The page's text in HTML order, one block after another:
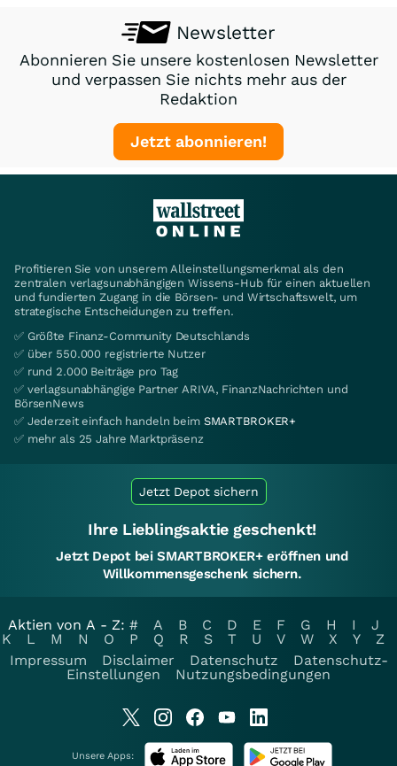
Newsletter
Abonnieren Sie unsere kostenlosen Newsletter
und verpassen Sie nichts mehr aus der
Redaktion
Jetzt abonnieren!
Profitieren Sie von unserem Alleinstellungsmerkmal als den
zentralen verlagsunabhängigen Wissens-Hub für einen aktuellen
und fundierten Zugang in die Börsen- und Wirtschaftswelt, um
strategische Entscheidungen zu treffen.
✅ Größte Finanz-Community Deutschlands
✅ über 550.000 registrierte Nutzer
✅ rund 2.000 Beiträge pro Tag
✅ verlagsunabhängige Partner ARIVA, FinanzNachrichten und
BörsenNews
✅ Jederzeit einfach handeln beim SMARTBROKER+
✅ mehr als 25 Jahre Marktpräsenz
Jetzt Depot sichern
Ihre Lieblingsaktie geschenkt!
Jetzt Depot bei SMARTBROKER+ eröffnen und
Willkommensgeschenk sichern.
Aktien von A - Z: # A B C D E F G H I
J
K
L M N O P Q R S T U V W X Y
Z
Impressum
Disclaimer Datenschutz
Datenschutz-
Einstellungen
Nutzungsbedingungen
Unsere Apps: